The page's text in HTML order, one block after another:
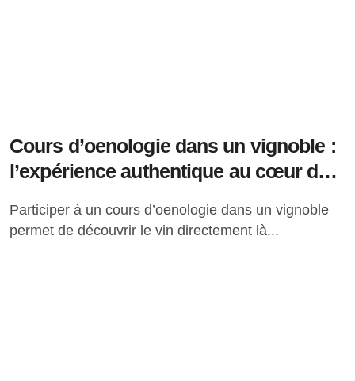
Cours d’oenologie dans un vignoble :
l’expérience authentique au cœur des
Participer à un cours d’oenologie dans un vignoble
permet de découvrir le vin directement là...